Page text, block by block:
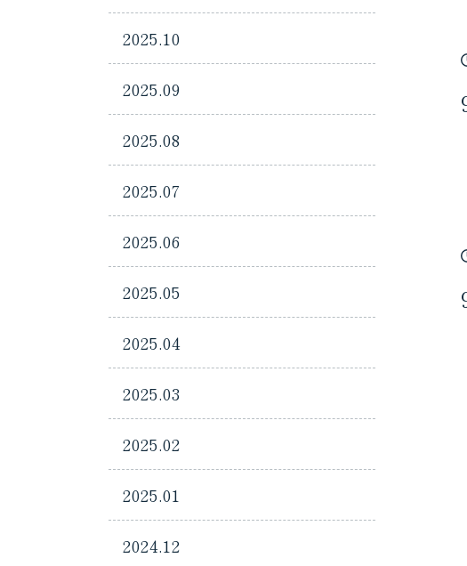
2025.10
2025.09
2025.08
2025.07
2025.06
2025.05
2025.04
2025.03
2025.02
2025.01
2024.12